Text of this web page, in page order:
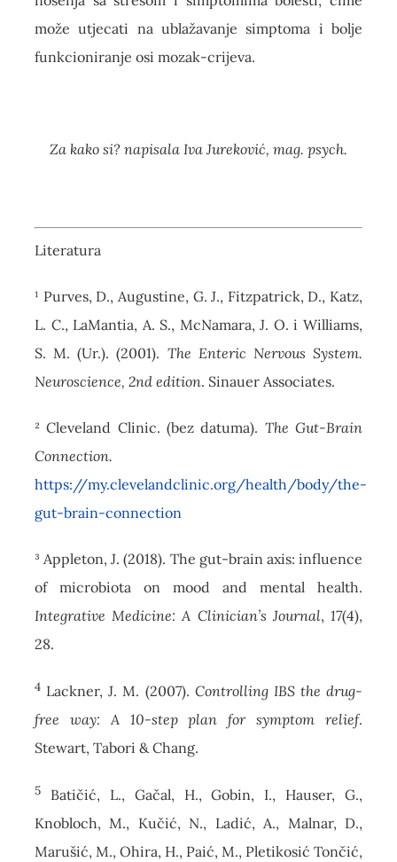
može utjecati na ublažavanje simptoma i bolje
funkcioniranje osi mozak-crijeva.
Za kako si? napisala Iva Jureković, mag. psych.
Literatura
¹ Purves, D., Augustine, G. J., Fitzpatrick, D., Katz,
L. C., LaMantia, A. S., McNamara, J. O. i Williams,
S. M. (Ur.). (2001). The Enteric Nervous System.
Neuroscience, 2nd edition. Sinauer Associates.
² Cleveland Clinic. (bez datuma). The Gut-Brain
Connection.
https://my.clevelandclinic.org/health/body/the-
gut-brain-connection
³ Appleton, J. (2018). The gut-brain axis: influence
of microbiota on mood and mental health.
Integrative Medicine: A Clinician’s Journal,17(4),
28.
4Lackner, J. M. (2007). Controlling IBS the drug-
free way: A 10-step plan for symptom relief.
Stewart, Tabori & Chang.
5Batičić, L., Gačal, H., Gobin, I., Hauser, G.,
Knobloch, M., Kučić, N., Ladić, A., Malnar, D.,
Marušić, M., Ohira, H., Paić, M., Pletikosić Tončić,